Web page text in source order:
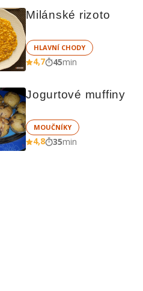
Milánské rizoto
HLAVNÍ CHODY
4,7 45min
Jogurtové muffiny
MOUČNÍKY
4,8 35min